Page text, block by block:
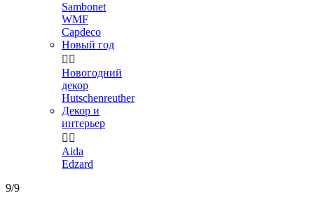
Sambonet
WMF
Capdeco
Новый год
 
Новогодний
декор
Hutschenreuther
Декор и
интерьер
 
Aida
Edzard
9/9